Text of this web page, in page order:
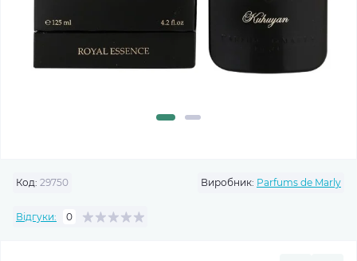
Код: 29750 Виробник: Parfums de Marly
Відгуки: 0